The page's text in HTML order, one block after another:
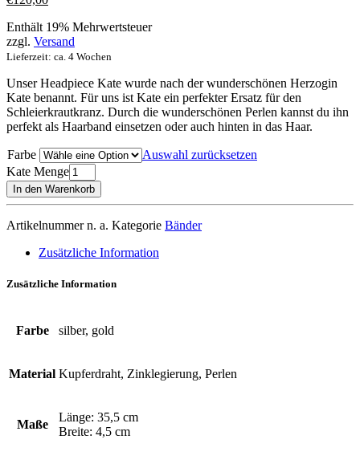
Enthält 19% Mehrwertsteuer
zzgl. Versand
Lieferzeit: ca. 4 Wochen
Unser Headpiece Kate wurde nach der wunderschönen Herzogin
Kate benannt. Für uns ist Kate ein perfekter Ersatz für den
Schleierkrautkranz. Durch die wunderschönen Perlen kannst du ihn
perfekt als Haarband einsetzen oder auch hinten in das Haar.
Farbe
Auswahl zurücksetzen
Kate Menge
In den Warenkorb
Artikelnummer n. a. Kategorie Bänder
Zusätzliche Information
Zusätzliche Information
Farbe silber, gold
Material Kupferdraht, Zinklegierung, Perlen
Maße
Länge: 35,5 cm
Breite: 4,5 cm